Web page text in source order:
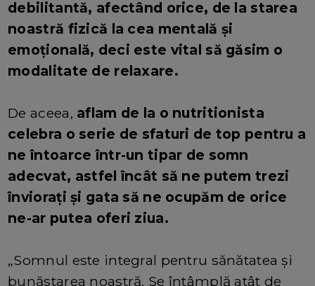
debilitantă, afectând orice, de la starea
noastră fizică la cea mentală și
emoțională, deci este vital să găsim o
modalitate de relaxare.
De aceea, aflam de la o nutritionista
celebra o serie de sfaturi de top pentru a
ne întoarce într-un tipar de somn
adecvat, astfel încât să ne putem trezi
înviorați și gata să ne ocupăm de orice
ne-ar putea oferi ziua.
„Somnul este integral pentru sănătatea și
bunăstarea noastră. Se întâmplă atât de